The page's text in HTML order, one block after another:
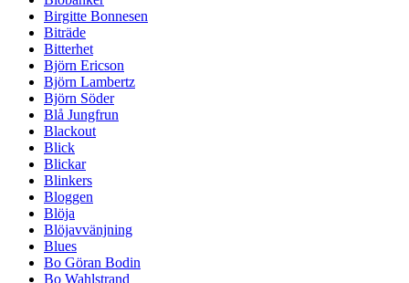
Birgitte Bonnesen
Biträde
Bitterhet
Björn Ericson
Björn Lambertz
Björn Söder
Blå Jungfrun
Blackout
Blick
Blickar
Blinkers
Bloggen
Blöja
Blöjavvänjning
Blues
Bo Göran Bodin
Bo Wahlstrand